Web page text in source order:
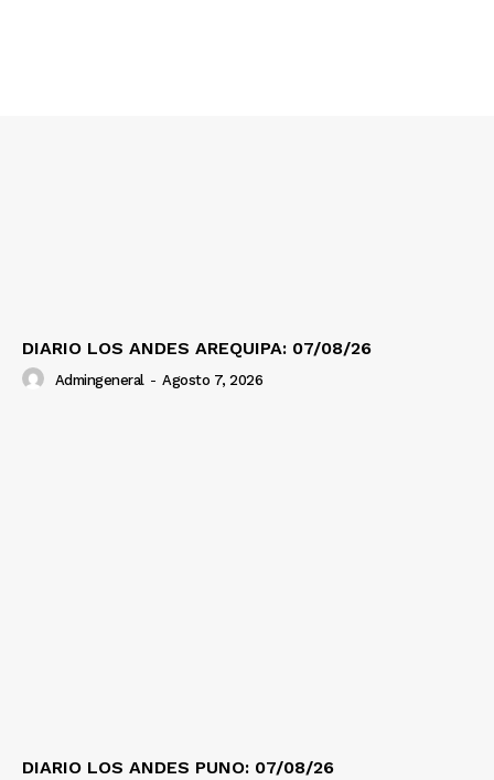
DIARIO LOS ANDES AREQUIPA: 07/08/26
Admingeneral - Agosto 7, 2026
DIARIO LOS ANDES PUNO: 07/08/26